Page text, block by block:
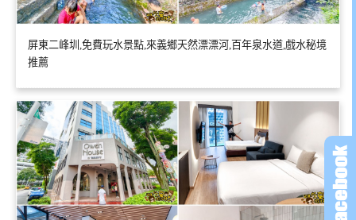
屏東二峰圳,免費玩水景點,來義鄉天然漂漂河,百年泉水道,戲水秘境
推薦